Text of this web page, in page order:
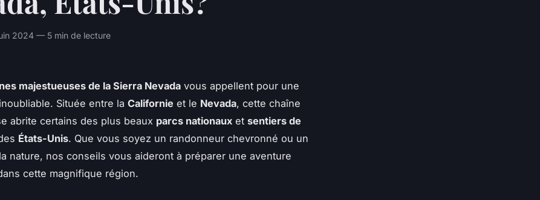
2024 — 5 min de lecture
majestueuses de la Sierra Nevada vous appellent pour une
Située entre la Californie et le Nevada, cette chaîne
abrite certains des plus beaux parcs nationaux et sentiers de
États-Unis. Que vous soyez un randonneur chevronné ou un
nature, nos conseils vous aideront à préparer une aventure
cette magnifique région.